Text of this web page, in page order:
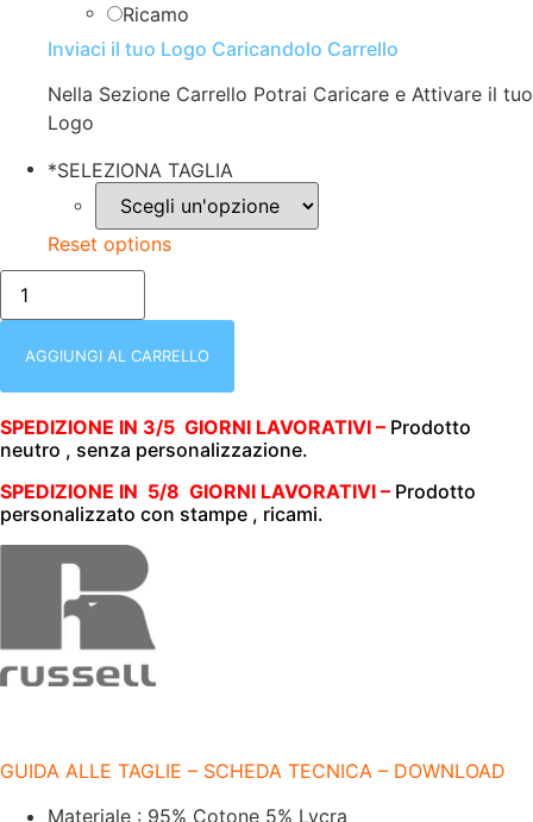
Ricamo
Inviaci il tuo Logo Caricandolo Carrello
Nella Sezione Carrello Potrai Caricare e Attivare il tuo
Logo
*SELEZIONA TAGLIA
Reset options
POLO
DONNA
|
MANICA
ELASTICIZZATA
210
GR/M2
RUSSELL
|
4
BOTTONI
FUCHSIA
quantità
AGGIUNGI AL CARRELLO
SPEDIZIONE IN 3/5 GIORNI LAVORATIVI – Prodotto
neutro , senza personalizzazione.
SPEDIZIONE IN 5/8 GIORNI LAVORATIVI – Prodotto
personalizzato con stampe , ricami.
GUIDA ALLE TAGLIE – SCHEDA TECNICA – DOWNLOAD
Materiale : 95% Cotone 5% Lycra